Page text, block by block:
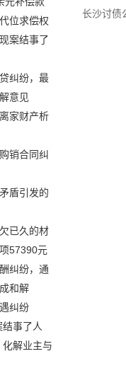
位求偿权
案结事了
纠纷，最
意见
家财产析
销合同纠
盾引发的
已久的材
57390元
纠纷，通
和解
纠纷
结事了人
解业主与